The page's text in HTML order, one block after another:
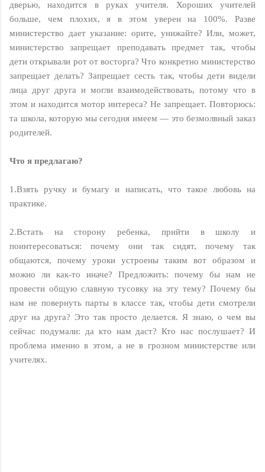
дверью, находится в руках учителя. Хороших учителей
больше, чем плохих, я в этом уверен на 100%. Разве
министерство дает указание: орите, унижайте? Или, может,
министерство запрещает преподавать предмет так, чтобы
дети открывали рот от восторга? Что конкретно министерство
запрещает делать? Запрещает сесть так, чтобы дети видели
лица друг друга и могли взаимодействовать, потому что в
этом и находится мотор интереса? Не запрещает. Повторюсь:
та школа, которую мы сегодня имеем — это безмолвный заказ
родителей.
Что я предлагаю?
1.Взять ручку и бумагу и написать, что такое любовь на
практике.
2.Встать на сторону ребенка, прийти в школу и
поинтересоваться: почему они так сидят, почему так
общаются, почему уроки устроены таким вот образом и
можно ли как-то иначе? Предложить: почему бы нам не
провести общую славную тусовку на эту тему? Почему бы
нам не повернуть парты в классе так, чтобы дети смотрели
друг на друга? Это так просто делается. Я знаю, о чем вы
сейчас подумали: да кто нам даст? Кто нас послушает? И
проблема именно в этом, а не в грозном министерстве или
учителях.